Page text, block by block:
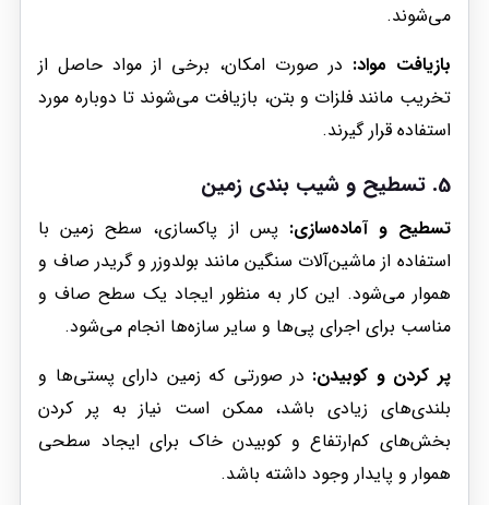
می‌شوند.
بازیافت مواد: در صورت امکان، برخی از مواد حاصل از
تخریب مانند فلزات و بتن، بازیافت می‌شوند تا دوباره مورد
استفاده قرار گیرند.
5. تسطیح و شیب بندی زمین
تسطیح و آماده‌سازی: پس از پاکسازی، سطح زمین با
استفاده از ماشین‌آلات سنگین مانند بولدوزر و گریدر صاف و
هموار می‌شود. این کار به منظور ایجاد یک سطح صاف و
مناسب برای اجرای پی‌ها و سایر سازه‌ها انجام می‌شود.
پر کردن و کوبیدن: در صورتی که زمین دارای پستی‌ها و
بلندی‌های زیادی باشد، ممکن است نیاز به پر کردن
بخش‌های کم‌ارتفاع و کوبیدن خاک برای ایجاد سطحی
هموار و پایدار وجود داشته باشد.